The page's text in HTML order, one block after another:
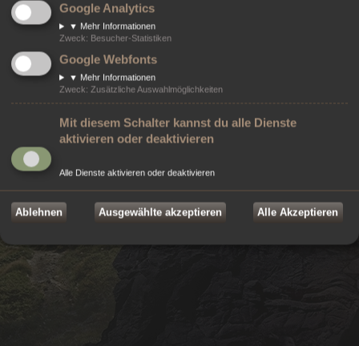
Powered byphpBB® Forum Software © phpBB Limited
Style von
Modifikationen von ©2026 Online-Werkstatt e.U.
Rechteinhaber. Alle Rechte vorbehalten.
Datenschutz
Google Analytics
▼ Mehr Informationen
Zweck: Besucher-Statistiken
Google Webfonts
▼ Mehr Informationen
Zweck: Zusätzliche Auswahlmöglichkeiten
Mit diesem Schalter kannst du alle Dienste
aktivieren oder deaktivieren
Alle Dienste aktivieren oder deaktivieren
Ablehnen Ausgewählte akzeptieren Alle Akzeptieren